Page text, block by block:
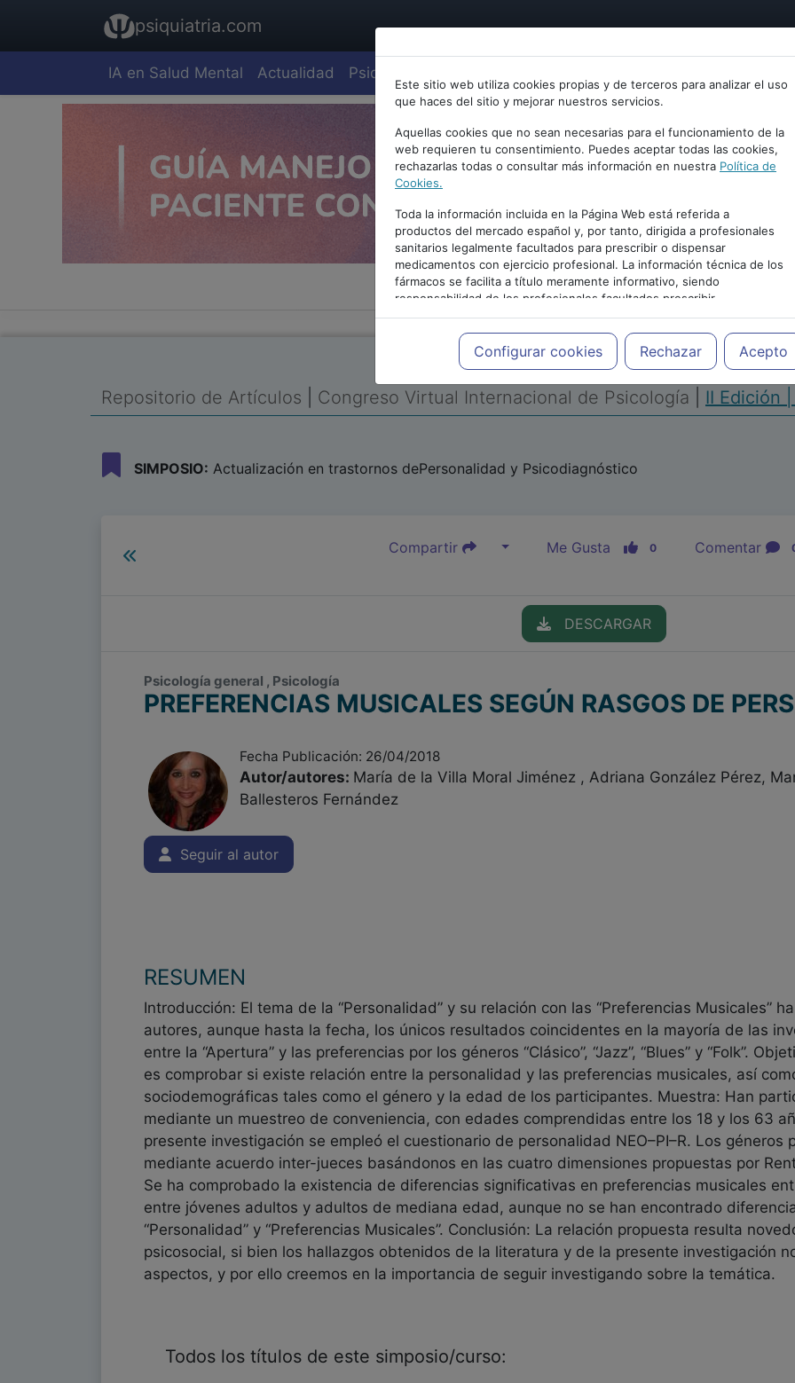
psiquiatria.com
IA en Salud Mental Actualidad Psiquiatría
Este sitio web utiliza cookies propias y de terceros para analizar el uso
que haces del sitio y mejorar nuestros servicios.
Aquellas cookies que no sean necesarias para el funcionamiento de la
web requieren tu consentimiento. Puedes aceptar todas las cookies,
rechazarlas todas o consultar más información en nuestra Política de
Cookies.
Toda la información incluida en la Página Web está referida a
productos del mercado español y, por tanto, dirigida a profesionales
sanitarios legalmente facultados para prescribir o dispensar
medicamentos con ejercicio profesional. La información técnica de los
fármacos se facilita a título meramente informativo, siendo
responsabilidad de los profesionales facultados prescribir
medicamentos y decidir, en cada caso concreto, el tratamiento más
adecuado a las necesidades del paciente.
Configurar cookies Rechazar Acepto
PUBLICIDAD
Repositorio de Artículos Congreso Virtual Internacional de Psicología II Edición
SIMPOSIO: Actualización en trastornos dePersonalidad y Psicodiagnóstico
Compartir Me Gusta 0 Comentar
DESCARGAR
Psicología general , Psicología
PREFERENCIAS MUSICALES SEGÚN RASGOS DE
Fecha Publicación: 26/04/2018
Autor/autores: María de la Villa Moral Jiménez , Adriana González Pérez,
Ballesteros Fernández
Seguir al autor
RESUMEN
Introducción: El tema de la “Personalidad” y su relación con las “Preferencias Musicales”
autores, aunque hasta la fecha, los únicos resultados coincidentes en la mayoría de las
entre la “Apertura” y las preferencias por los géneros “Clásico”, “Jazz”, “Blues” y “Folk”.
es comprobar si existe relación entre la personalidad y las preferencias musicales, así
sociodemográficas tales como el género y la edad de los participantes. Muestra: Han
mediante un muestreo de conveniencia, con edades comprendidas entre los 18 y los 63
presente investigación se empleó el cuestionario de personalidad NEO–PI–R. Los
mediante acuerdo inter-jueces basándonos en las cuatro dimensiones propuestas por
Se ha comprobado la existencia de diferencias significativas en preferencias musicales
entre jóvenes adultos y adultos de mediana edad, aunque no se han encontrado
“Personalidad” y “Preferencias Musicales”. Conclusión: La relación propuesta resulta
psicosocial, si bien los hallazgos obtenidos de la literatura y de la presente investigación
aspectos, y por ello creemos en la importancia de seguir investigando sobre la temática.
Todos los títulos de este simposio/curso: